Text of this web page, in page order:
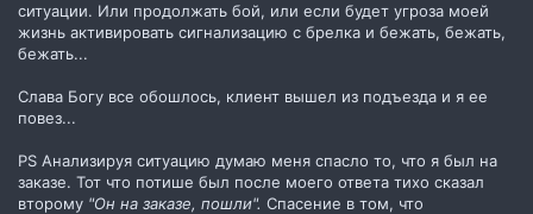
ситуации. Или продолжать бой, или если будет угроза моей
жизнь активировать сигнализацию с брелка и бежать, бежать,
бежать...
Слава Богу все обошлось, клиент вышел из подъезда и я ее
повез...
PS Анализируя ситуацию думаю меня спасло то, что я был на
заказе. Тот что потише был после моего ответа тихо сказал
второму "Он на заказе, пошли". Спасение в том, что